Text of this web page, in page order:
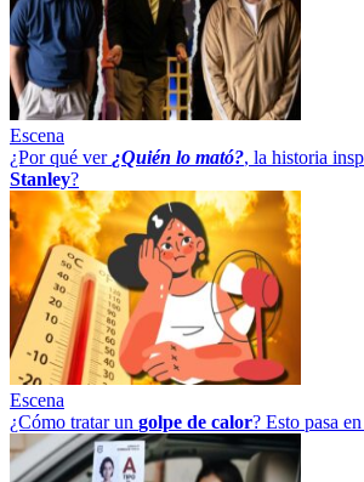
Escena
¿Por qué ver¿Quién lo mató?, la historia
Stanley?
Escena
¿Cómo tratar un golpe de calor? Esto pasa